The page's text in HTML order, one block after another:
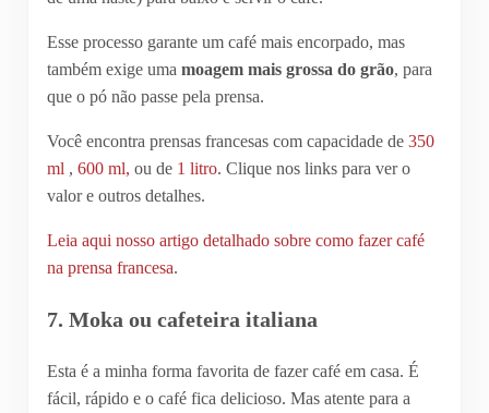
Esse processo garante um café mais encorpado, mas
também exige uma moagem mais grossa do grão, para
que o pó não passe pela prensa.
Você encontra prensas francesas com capacidade de 350
ml , 600 ml, ou de 1 litro. Clique nos links para ver o
valor e outros detalhes.
Leia aqui nosso artigo detalhado sobre como fazer café
na prensa francesa.
7. Moka ou cafeteira italiana
Esta é a minha forma favorita de fazer café em casa. É
fácil, rápido e o café fica delicioso. Mas atente para a